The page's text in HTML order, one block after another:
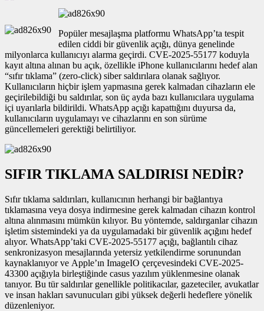
Popüler mesajlaşma platformu WhatsApp’ta tespit
edilen ciddi bir güvenlik açığı, dünya genelinde
milyonlarca kullanıcıyı alarma geçirdi. CVE-2025-55177 koduyla
kayıt altına alınan bu açık, özellikle iPhone kullanıcılarını hedef alan
“sıfır tıklama” (zero-click) siber saldırılara olanak sağlıyor.
Kullanıcıların hiçbir işlem yapmasına gerek kalmadan cihazların ele
geçirilebildiği bu saldırılar, son üç ayda bazı kullanıcılara uygulama
içi uyarılarla bildirildi. WhatsApp açığı kapattığını duyursa da,
kullanıcıların uygulamayı ve cihazlarını en son sürüme
güncellemeleri gerektiği belirtiliyor.
SIFIR TIKLAMA SALDIRISI NEDİR?
Sıfır tıklama saldırıları, kullanıcının herhangi bir bağlantıya
tıklamasına veya dosya indirmesine gerek kalmadan cihazın kontrol
altına alınmasını mümkün kılıyor. Bu yöntemde, saldırganlar cihazın
işletim sistemindeki ya da uygulamadaki bir güvenlik açığını hedef
alıyor. WhatsApp’taki CVE-2025-55177 açığı, bağlantılı cihaz
senkronizasyon mesajlarında yetersiz yetkilendirme sorunundan
kaynaklanıyor ve Apple’ın ImageIO çerçevesindeki CVE-2025-
43300 açığıyla birleştiğinde casus yazılım yüklenmesine olanak
tanıyor. Bu tür saldırılar genellikle politikacılar, gazeteciler, avukatlar
ve insan hakları savunucuları gibi yüksek değerli hedeflere yönelik
düzenleniyor.